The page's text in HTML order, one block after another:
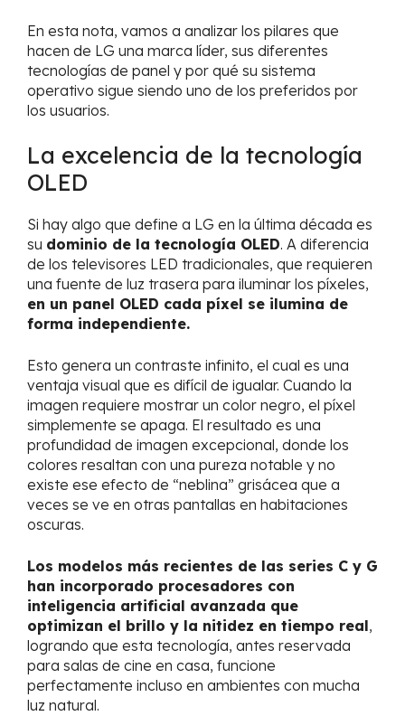
En esta nota, vamos a analizar los pilares que
hacen de LG una marca líder, sus diferentes
tecnologías de panel y por qué su sistema
operativo sigue siendo uno de los preferidos por
los usuarios.
La excelencia de la tecnología
OLED
Si hay algo que define a LG en la última década es
su dominio de la tecnología OLED. A diferencia
de los televisores LED tradicionales, que requieren
una fuente de luz trasera para iluminar los píxeles,
en un panel OLED cada píxel se ilumina de
forma independiente.
Esto genera un contraste infinito, el cual es una
ventaja visual que es difícil de igualar. Cuando la
imagen requiere mostrar un color negro, el píxel
simplemente se apaga. El resultado es una
profundidad de imagen excepcional, donde los
colores resaltan con una pureza notable y no
existe ese efecto de “neblina” grisácea que a
veces se ve en otras pantallas en habitaciones
oscuras.
Los modelos más recientes de las series C y G
han incorporado procesadores con
inteligencia artificial avanzada que
optimizan el brillo y la nitidez en tiempo real,
logrando que esta tecnología, antes reservada
para salas de cine en casa, funcione
perfectamente incluso en ambientes con mucha
luz natural.